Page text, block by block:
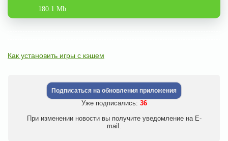
180.1 Mb
Как установить игры с кэшем
Подписаться на обновления приложения
Уже подписались: 36
При изменении новости вы получите уведомление на E-
mail.